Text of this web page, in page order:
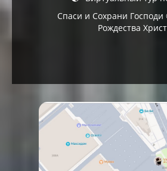
Спаси и Сохрани
Рождества